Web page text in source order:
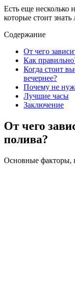
Есть еще несколько
которые стоит
Содержание
От чего
Как
Когда стоит
вечернее?
Почему не
Лучшие часы
Заключение
От чего
полива?
Основные факторы,